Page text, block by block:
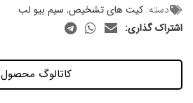
دسته: کیت های تشخیص, سیم بیو لب
اشتراک گذاری:
کاتالوگ محصول